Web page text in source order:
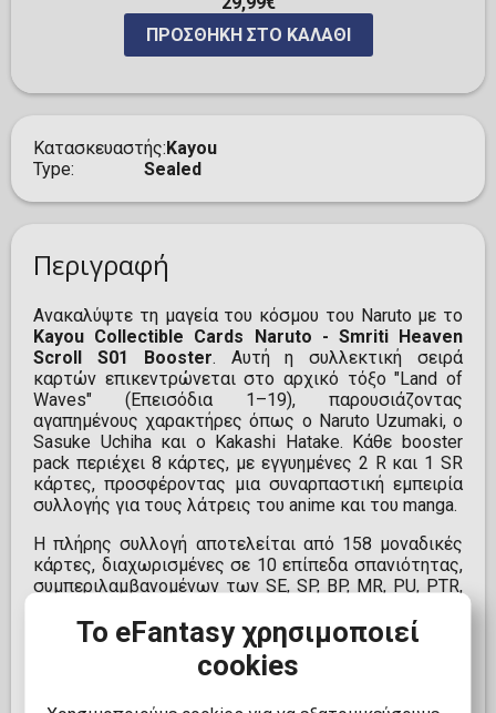
ΠΡΟΣΘΉΚΗ ΣΤΟ ΚΑΛΆΘΙ
Κατασκευαστής Kayou
Type
Sealed
Περιγραφή
Ανακαλύψτε τη μαγεία του κόσμου του Naruto με το
Kayou Collectible Cards Naruto - Smriti Heaven
Scroll S01 Booster. Αυτή η συλλεκτική σειρά
καρτών επικεντρώνεται στο αρχικό τόξο "Land of
Waves" (Επεισόδια 1–19), παρουσιάζοντας
αγαπημένους χαρακτήρες όπως ο Naruto Uzumaki, ο
Sasuke Uchiha και ο Kakashi Hatake. Κάθε booster
pack περιέχει 8 κάρτες, με εγγυημένες 2 R και 1 SR
κάρτες, προσφέροντας μια συναρπαστική εμπειρία
συλλογής για τους λάτρεις του anime και του manga.
Η πλήρης συλλογή αποτελείται από 158 μοναδικές
κάρτες, διαχωρισμένες σε 10 επίπεδα σπανιότητας,
συμπεριλαμβανομένων των SE, SP, BP, MR, PU, PTR,
οπτικά εφέ και υψηλής ποιότητας εκτύπωση,
αποτυπώνοντας με μοναδικό τρόπο τις
εμβληματικές στιγμές και χαρακτήρες της σειράς.
Το eFantasy χρησιμοποιεί
cookies